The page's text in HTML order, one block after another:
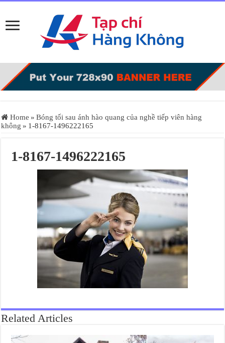
Home » Bóng tối sau ánh hào quang của nghề tiếp viên hàng
không » 1-8167-1496222165
1-8167-1496222165
Related Articles